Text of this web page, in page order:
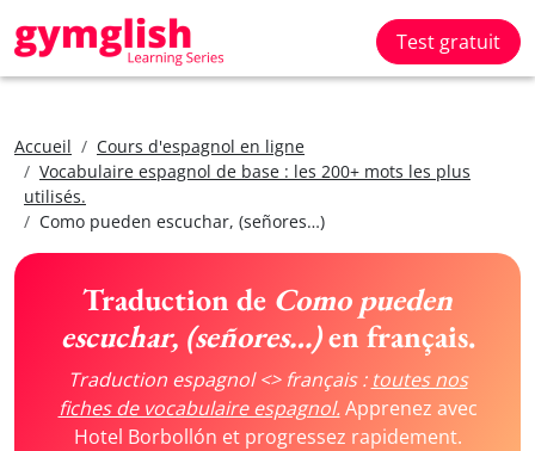
Test gratuit
Accueil
Cours d'espagnol en ligne
Vocabulaire espagnol de base : les 200+ mots les plus
utilisés.
Como pueden escuchar, (señores…)
Traduction de Como pueden
escuchar, (señores…)en français.
Traduction espagnol <> français : toutes nos
fiches de vocabulaire espagnol.Apprenez avec
Hotel Borbollón et progressez rapidement.